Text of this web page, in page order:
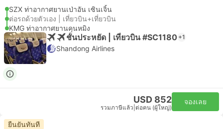
SZX ท่าอากาศยานเป่าอัน เซินเจิ้น
ต่อรถด้วยตัวเอง | เที่ยวบิน+เที่ยวบิน
KMG ท่าอากาศยานคุนหมิง
ชั้นประหยัด | เที่ยวบิน #SC1180 +1
Shandong Airlines
USD 852
รวมภาษีแล้ว ต่อคน (ผู้ใหญ่)
จองเลย
ยืนยันทันที